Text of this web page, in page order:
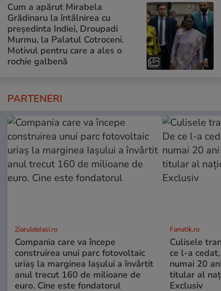
Cum a apărut Mirabela
Grădinaru la întâlnirea cu
președinta Indiei, Droupadi
Murmu, la Palatul Cotroceni.
Motivul pentru care a ales o
rochie galbenă
PARTENERI
ZiaruldeIasi.ro
Compania care va începe
construirea unui parc fotovoltaic
uriaș la marginea Iașului a învârtit
anul trecut 160 de milioane de
euro. Cine este fondatorul
Fanatik.ro
Culisele
ce l-a
numai 20
titular al
Exclusiv